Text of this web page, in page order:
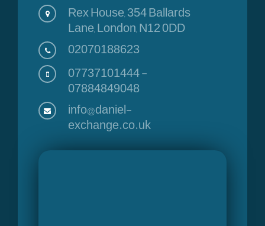
Rex House, 354 Ballards
Lane, London, N12 0DD
02070188623
07737101444-
07884849048
info@daniel-
exchange.co.uk